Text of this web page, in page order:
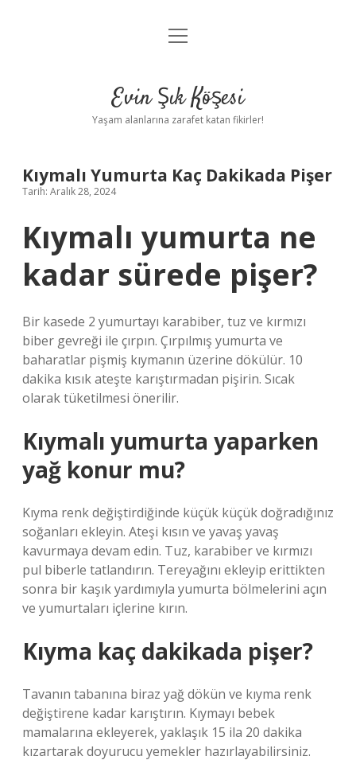
Anasayfa
Yasal Uyarı
menüyü
Evin Şık Köşesi
Yaşam alanlarına zarafet katan fikirler!
Kıymalı Yumurta Kaç Dakikada Pişer
Tarih: Aralık 28, 2024
Kıymalı yumurta ne
kadar sürede pişer?
Bir kasede 2 yumurtayı karabiber, tuz ve kırmızı
biber gevreği ile çırpın. Çırpılmış yumurta ve
baharatlar pişmiş kıymanın üzerine dökülür. 10
dakika kısık ateşte karıştırmadan pişirin. Sıcak
olarak tüketilmesi önerilir.
Kıymalı yumurta yaparken
yağ konur mu?
Kıyma renk değiştirdiğinde küçük küçük doğradığınız
soğanları ekleyin. Ateşi kısın ve yavaş yavaş
kavurmaya devam edin. Tuz, karabiber ve kırmızı
pul biberle tatlandırın. Tereyağını ekleyip erittikten
sonra bir kaşık yardımıyla yumurta bölmelerini açın
ve yumurtaları içlerine kırın.
Kıyma kaç dakikada pişer?
Tavanın tabanına biraz yağ dökün ve kıyma renk
değiştirene kadar karıştırın. Kıymayı bebek
mamalarına ekleyerek, yaklaşık 15 ila 20 dakika
kızartarak doyurucu yemekler hazırlayabilirsiniz.